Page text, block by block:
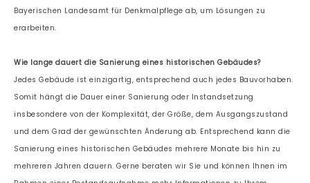
Bayerischen Landesamt für Denkmalpflege ab, um Lösungen zu
erarbeiten.
Wie lange dauert die Sanierung eines historischen Gebäudes?
Jedes Gebäude ist einzigartig, entsprechend auch jedes Bauvorhaben.
Somit hängt die Dauer einer Sanierung oder Instandsetzung
insbesondere von der Komplexität, der Größe, dem Ausgangszustand
und dem Grad der gewünschten Änderung ab. Entsprechend kann die
Sanierung eines historischen Gebäudes mehrere Monate bis hin zu
mehreren Jahren dauern. Gerne beraten wir Sie und können Ihnen im